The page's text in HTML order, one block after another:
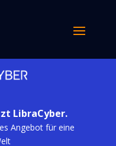
LibraCyber.
Angebot für eine